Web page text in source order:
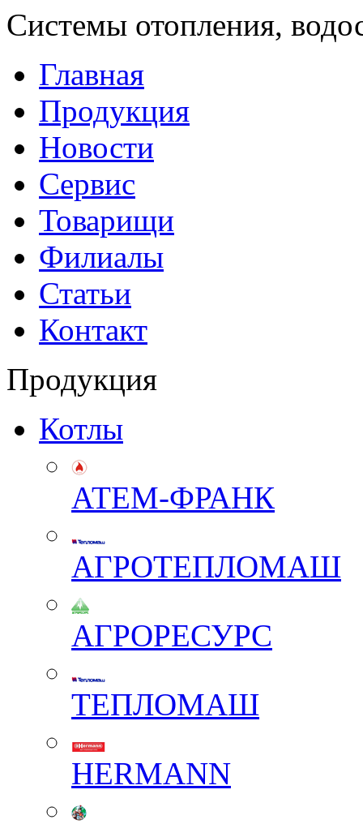
Системы отопления,
Главная
Продукция
Новости
Сервис
Товарищи
Филиалы
Статьи
Контакт
Продукция
Котлы
АТЕМ-ФРАНК
АГРОТЕПЛОМАШ
АГРОРЕСУРС
ТЕПЛОМАШ
HERMANN